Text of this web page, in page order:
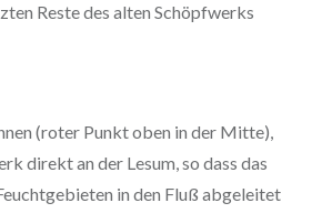
Reste des alten Schöpfwerks
(roter Punkt oben in der Mitte),
direkt an der Lesum, so dass das
in den Fluß abgeleitet